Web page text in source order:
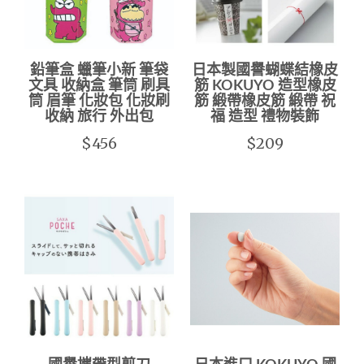
鉛筆盒 蠟筆小新 筆袋
文具 收納盒 筆筒 刷具
筒 眉筆 化妝包 化妝刷
收納 旅行 外出包
$456
日本製國譽蝴蝶結橡皮
筋 KOKUYO 造型橡皮
筋 緞帶橡皮筋 緞帶 祝
福 造型 禮物裝飾
$209